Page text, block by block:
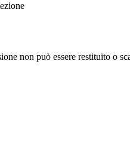
non può essere restituito o